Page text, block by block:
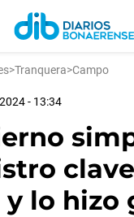
>Tranquera>Campo
- 13:34
y lo hizo